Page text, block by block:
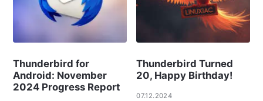
Thunderbird for
Android: November
2024 Progress Report
Thunderbird Turned
20, Happy Birthday!
07.12.2024